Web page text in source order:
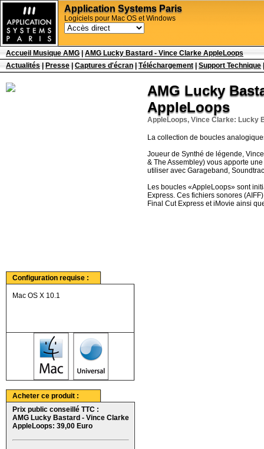
Application Systems Paris
Logiciels pour Mac OS et Windows
Accueil Musique AMG
AMG Lucky Bastard - Vince Clarke AppleLoops
Actualités
Presse Captures d'écran Téléchargement Support Technique
Configuration requise :
Mac OS X 10.1
Acheter ce produit :
Prix public conseillé TTC :
AMG Lucky Bastard - Vince Clarke
AppleLoops: 39,00 Euro
AMG Lucky
AppleLoops
AppleLoops, Vince Clarke: Lucky
La collection de boucles
Joueur de Synthé de légende,
& The Assembley) vous apporte
utiliser avec Garageband,
Les boucles «AppleLoops» sont
Express. Ces fichiers sonores
Final Cut Express et iMovie ainsi